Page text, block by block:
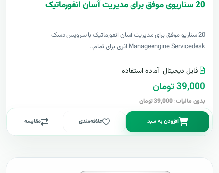
20 سناریوی موفق برای مدیریت آسان انفورماتیک
20 سناریو موفق برای مدیریت آسان انفورماتیک با سرویس دسک
Manageengine Servicedesk اثری برای تمام..
فایل دیجیتال آماده استفاده
39,000 تومان
بدون مالیات: 39,000 تومان
افزودن به سبد علاقه‌مندی مقایسه